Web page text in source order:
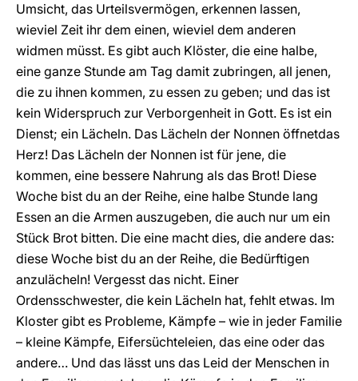
Umsicht, das Urteilsvermögen, erkennen lassen,
wieviel Zeit ihr dem einen, wieviel dem anderen
widmen müsst. Es gibt auch Klöster, die eine halbe,
eine ganze Stunde am Tag damit zubringen, all jenen,
die zu ihnen kommen, zu essen zu geben; und das ist
kein Widerspruch zur Verborgenheit in Gott. Es ist ein
Dienst; ein Lächeln. Das Lächeln der Nonnen öffnetdas
Herz! Das Lächeln der Nonnen ist für jene, die
kommen, eine bessere Nahrung als das Brot! Diese
Woche bist du an der Reihe, eine halbe Stunde lang
Essen an die Armen auszugeben, die auch nur um ein
Stück Brot bitten. Die eine macht dies, die andere das:
diese Woche bist du an der Reihe, die Bedürftigen
anzulächeln! Vergesst das nicht. Einer
Ordensschwester, die kein Lächeln hat, fehlt etwas. Im
Kloster gibt es Probleme, Kämpfe – wie in jeder Familie
– kleine Kämpfe, Eifersüchteleien, das eine oder das
andere… Und das lässt uns das Leid der Menschen in